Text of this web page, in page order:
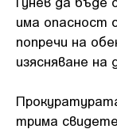
има опасност
попречи на
изясняване
трима